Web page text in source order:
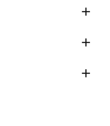


